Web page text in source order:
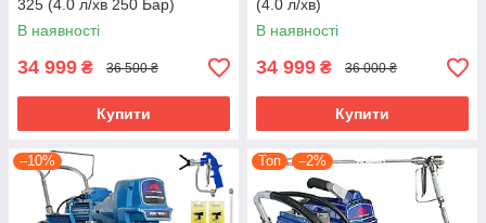
325 (4.0 л/хв 250 Бар)
В наявності
34 999 ₴ 36 500 ₴
Купити
(4.0 л/хв)
В наявності
34 999 ₴ 36 000 ₴
Купити
–10% Топ –2%